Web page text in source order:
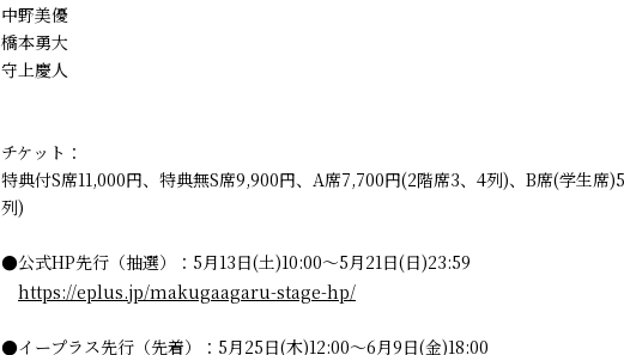
中野美優
橋本勇大
守上慶人
チケット：
特典付S席11,000円、特典無S席9,900円、A席7,700円(2階席3、4列)、B席(学生席
列)
●公式HP先行（抽選）：5月13日(土)10:00～5月21日(日)23:59
https://eplus.jp/makugaagaru-stage-hp/
●イープラス先行（先着）：5月25日(木)12:00～6月9日(金)18:00